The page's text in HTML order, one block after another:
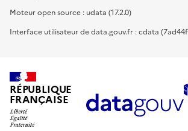
Moteur open source : udata (17.2.0)
Interface utilisateur de data.gouv.fr : cdata
RÉPUBLIQUE
FRANÇAISE